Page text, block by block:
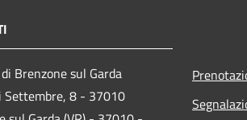
Brenzone sul Garda
Settembre, 8 - 37010